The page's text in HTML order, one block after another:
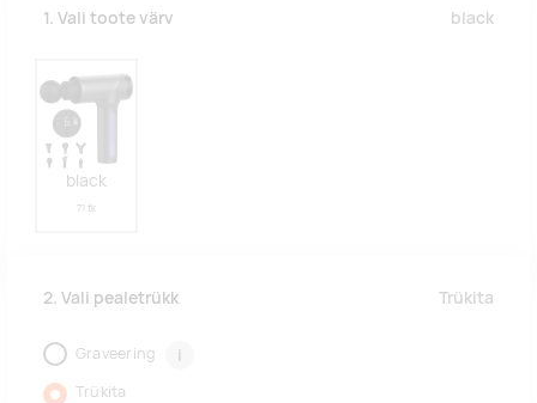
1. Vali toote värv black
black
71 tk
2. Vali pealetrükk Trükita
Graveering i
Trükita